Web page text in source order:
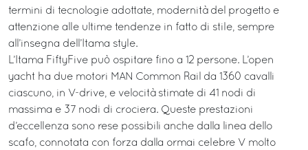
termini di tecnologie adottate, modernità del progetto e
attenzione alle ultime tendenze in fatto di stile, sempre
all’insegna dell’Itama style.
L’Itama FiftyFive può ospitare fino a 12 persone. L’open
yacht ha due motori MAN Common Rail da 1360 cavalli
ciascuno, in V-drive, e velocità stimate di 41 nodi di
massima e 37 nodi di crociera. Queste prestazioni
d’eccellenza sono rese possibili anche dalla linea dello
scafo, connotata con forza dalla ormai celebre V molto